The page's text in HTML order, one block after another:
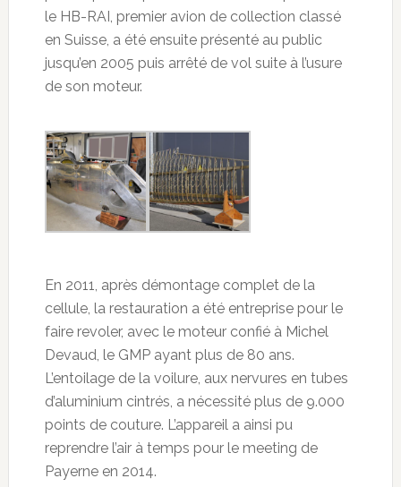
le HB-RAI, premier avion de collection classé
en Suisse, a été ensuite présenté au public
jusqu’en 2005 puis arrêté de vol suite à l’usure
de son moteur.
En 2011, après démontage complet de la
cellule, la restauration a été entreprise pour le
faire revoler, avec le moteur confié à Michel
Devaud, le GMP ayant plus de 80 ans.
L’entoilage de la voilure, aux nervures en tubes
d’aluminium cintrés, a nécessité plus de 9.000
points de couture. L’appareil a ainsi pu
reprendre l’air à temps pour le meeting de
Payerne en 2014.